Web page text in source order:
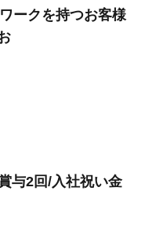
ークを持つお客様
与2回/入社祝い金